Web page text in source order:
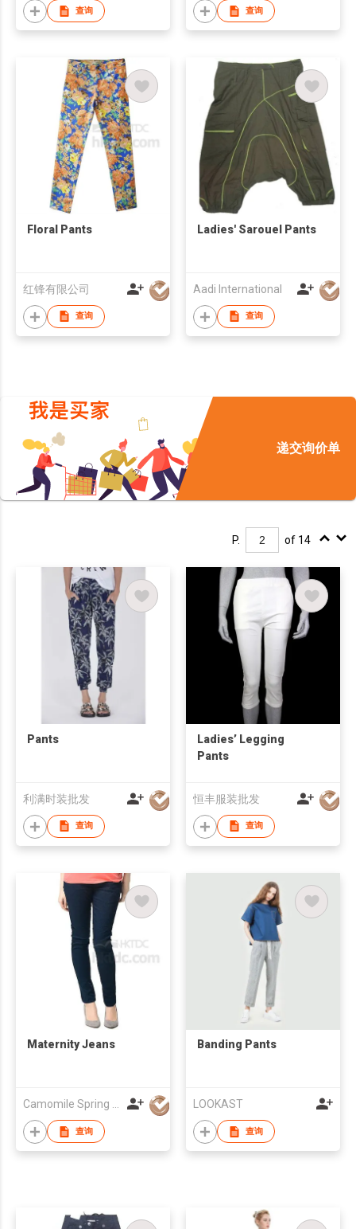
查询 查询
Floral Pants
红锋有限公司
查询
Ladies' Sarouel Pants
Aadi International
查询
递交询价单
P. of 14
Pants
利满时装批发
查询
Ladies’ Legging
Pants
恒丰服装批发
查询
Maternity Jeans
查询
Banding Pants
LOOKAST
查询